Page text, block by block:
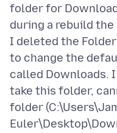
folder for
during a rebuild
I deleted the
to change the
called Downloads.
take this folder,
folder